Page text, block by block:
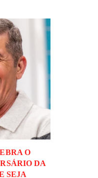
O
DA
SEJA